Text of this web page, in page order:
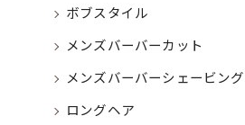
ボブスタイル
メンズバーバーカット
メンズバーバーシェービング
ロングヘア